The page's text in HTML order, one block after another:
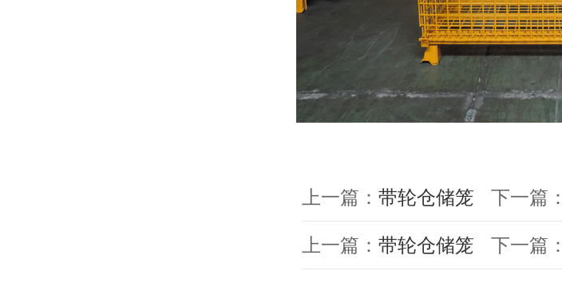
上一篇： 带轮仓储笼 下一篇：
上一篇： 带轮仓储笼 下一篇：